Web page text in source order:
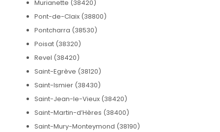
Murianette (38420)
Pont-de-Claix (38800)
Pontcharra (38530)
Poisat (38320)
Revel (38420)
Saint-Egrève (38120)
Saint-Ismier (38430)
Saint-Jean-le-Vieux (38420)
Saint-Martin-d’Hères (38400)
Saint-Mury-Monteymond (38190)